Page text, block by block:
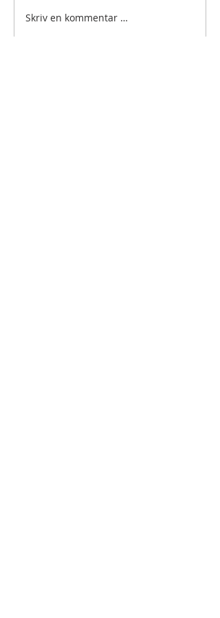
Skriv en kommentar …